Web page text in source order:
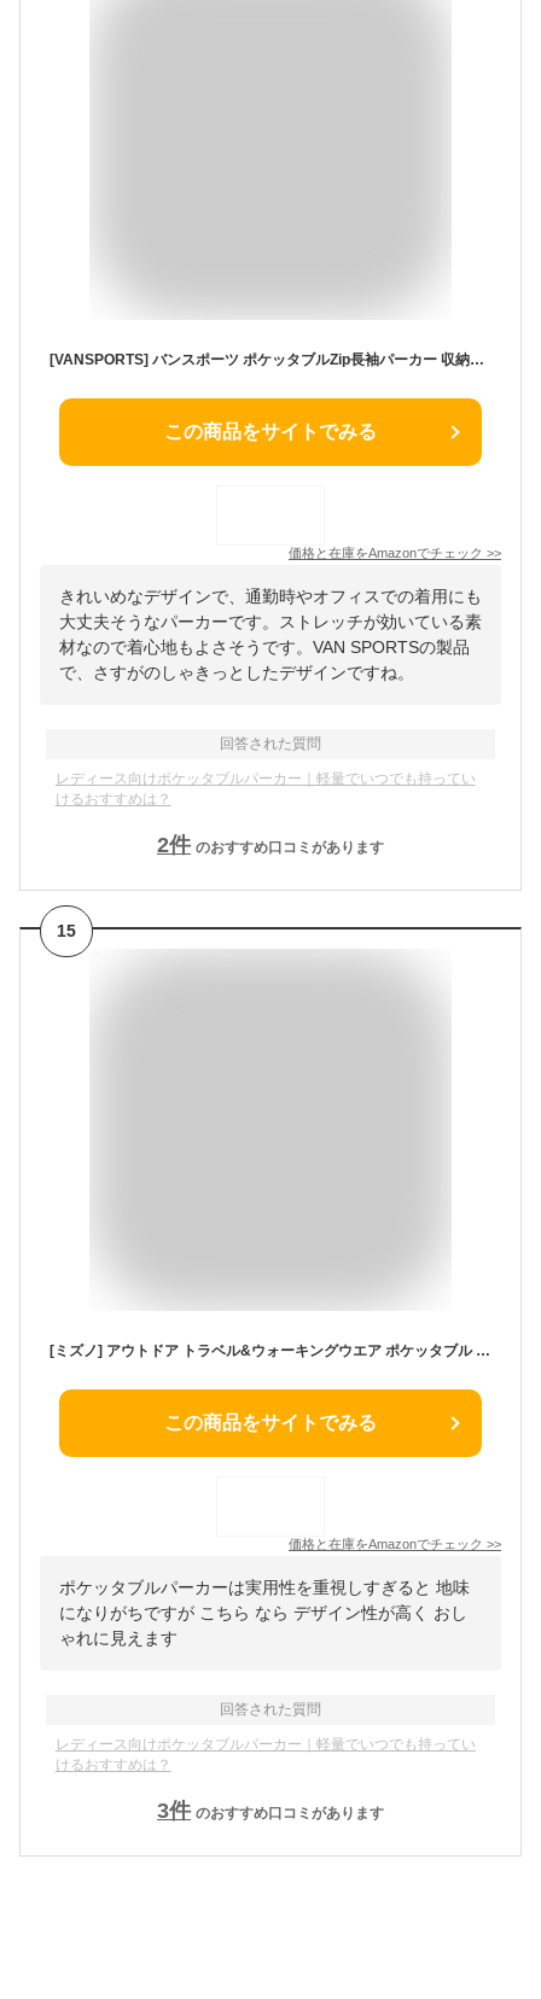
[VANSPORTS] バンスポーツ ポケッタブルZip長袖パーカー 収納袋付 ストレッチ 薄手 軽量 レディース ベージュ M
この商品をサイトでみる
価格と在庫をAmazonでチェック >>
きれいめなデザインで、通勤時やオフィスでの着用にも
大丈夫そうなパーカーです。ストレッチが効いている素
材なので着心地もよさそうです。VAN SPORTSの製品
で、さすがのしゃきっとしたデザインですね。
回答された質問
レディース向けポケッタブルパーカー｜軽量でいつでも持ってい
けるおすすめは？
2件 のおすすめ口コミがあります
15
[ミズノ] アウトドア トラベル&ウォーキングウエア ポケッタブル ウィンドシェルジャケット 撥水 防風 go to by B2ME1210 レディース クラッシュネイビープリント M
この商品をサイトでみる
価格と在庫をAmazonでチェック >>
ポケッタブルパーカーは実用性を重視しすぎると 地味
になりがちですが こちら なら デザイン性が高く おし
ゃれに見えます
回答された質問
レディース向けポケッタブルパーカー｜軽量でいつでも持ってい
けるおすすめは？
3件 のおすすめ口コミがあります